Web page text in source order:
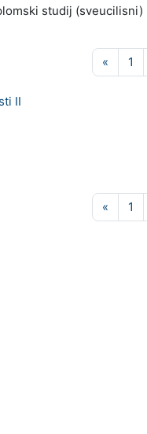
studij (sveucilisni)
« 1
II
«
1